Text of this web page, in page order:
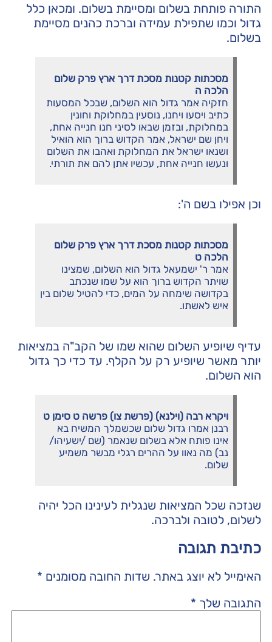
התורה פותחת בשלום ומסיימת בשלום. ומכאן כלל
גדול וכמו שתפילת עמידה וברכת כהנים מסיימת
בשלום.
מסכתות קטנות מסכת דרך ארץ פרק שלום
הלכה ה
חזקיה אמר גדול הוא השלום, שבכל המסעות
כתיב ויסעו ויחנו, נוסעין במחלוקת וחונין
במחלוקת, ובזמן שבאו לסיני חנו חנייה אחת,
ויחן שם ישראל, אמר הקדוש ברוך הוא הואיל
ושנאו ישראל את המחלוקת ואהבו את השלום
ונעשו חנייה אחת, עכשיו אתן להם את תורתי.
וכן אפילו בשם ה':
מסכתות קטנות מסכת דרך ארץ פרק שלום
הלכה ט
אמר ר' ישמעאל גדול הוא השלום, שמצינו
שויתר הקדוש ברוך הוא על שמו שנכתב
בקדושה שימחה על המים, כדי להטיל שלום בין
איש לאשתו.
עדיף שיופיע השלום שהוא שמו של הקב"ה במציאות
יותר מאשר שיופיע רק על הקלף. עד כדי כך גדול
הוא השלום.
ויקרא רבה (וילנא) (פרשת צו) פרשה ט סימן ט
רבנן אמרו גדול שלום שכשמלך המשיח בא
אינו פותח אלא בשלום שנאמר (שם /ישעיהו/
נב) מה נאוו על ההרים רגלי מבשר משמיע
שלום.
שנזכה שכל המציאות שנגלית לעינינו הכל יהיה
לשלום, לטובה ולברכה.
כתיבת תגובה
האימייל לא יוצג באתר. שדות החובה מסומנים *
התגובה שלך *